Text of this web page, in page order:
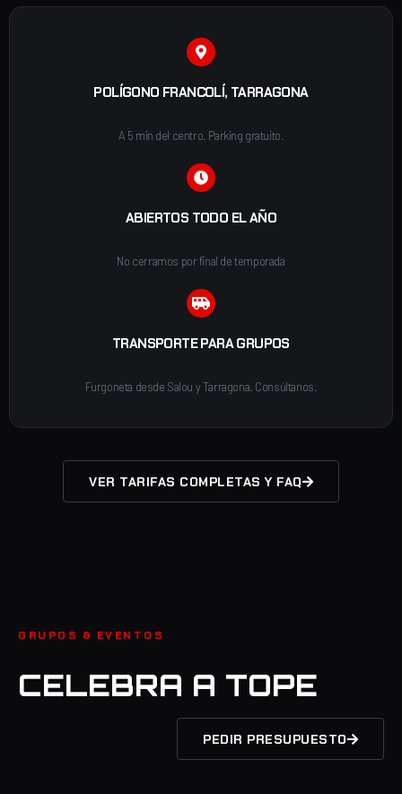
POLÍGONO FRANCOLÍ, TARRAGONA
A 5 min del centro. Parking gratuito.
ABIERTOS TODO EL AÑO
No cerramos por final de temporada
TRANSPORTE PARA GRUPOS
Furgoneta desde Salou y Tarragona. Consúltanos.
VER TARIFAS COMPLETAS Y FAQ
GRUPOS & EVENTOS
CELEBRA A TOPE
PEDIR PRESUPUESTO